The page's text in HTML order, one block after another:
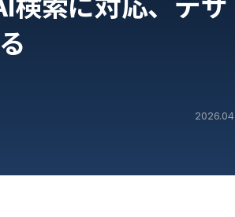
検索に対応、デザ
2026.04